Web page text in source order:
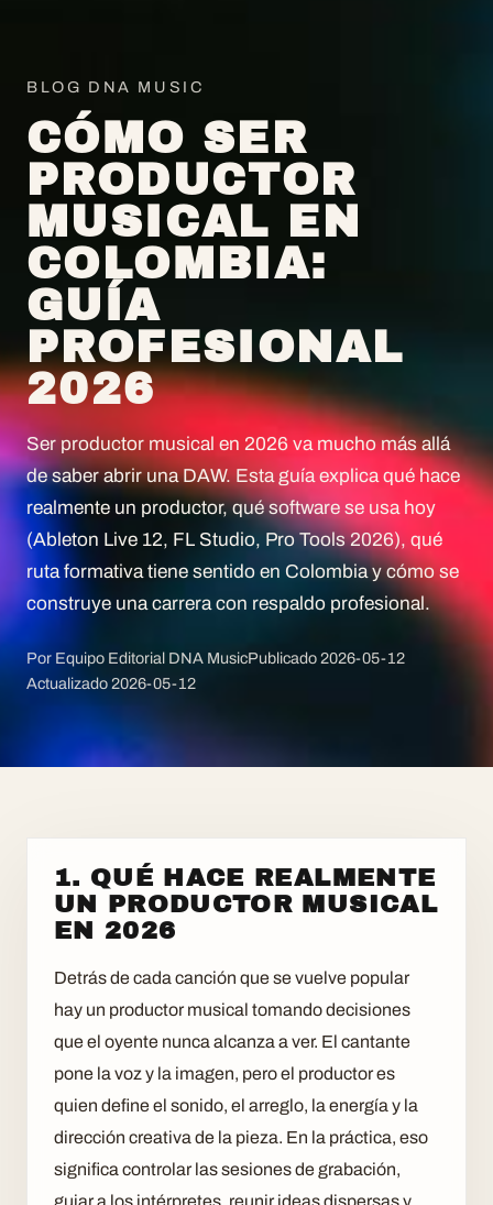
BLOG DNA MUSIC
CÓMO SER
PRODUCTOR
MUSICAL EN
COLOMBIA:
GUÍA
PROFESIONAL
2026
Ser productor musical en 2026 va mucho más allá
de saber abrir una DAW. Esta guía explica qué hace
realmente un productor, qué software se usa hoy
(Ableton Live 12, FL Studio, Pro Tools 2026), qué
ruta formativa tiene sentido en Colombia y cómo se
construye una carrera con respaldo profesional.
Por Equipo Editorial DNA MusicPublicado2026-05-12
Actualizado2026-05-12
1. QUÉ HACE REALMENTE
UN PRODUCTOR MUSICAL
EN 2026
Detrás de cada canción que se vuelve popular
hay un productor musical tomando decisiones
que el oyente nunca alcanza a ver. El cantante
pone la voz y la imagen, pero el productor es
quien define el sonido, el arreglo, la energía y la
dirección creativa de la pieza. En la práctica, eso
significa controlar las sesiones de grabación,
guiar a los intérpretes, reunir ideas dispersas y